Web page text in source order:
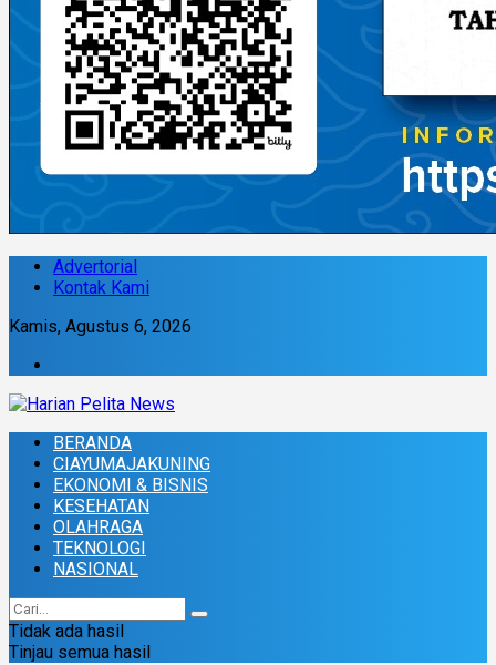
Advertorial
Kontak Kami
Kamis, Agustus 6, 2026
BERANDA
CIAYUMAJAKUNING
EKONOMI & BISNIS
KESEHATAN
OLAHRAGA
TEKNOLOGI
NASIONAL
Tidak ada hasil
Tinjau semua hasil